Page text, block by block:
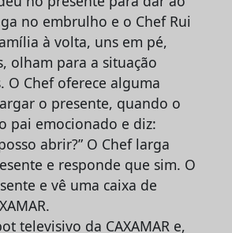
no embrulho e o Chef Rui
à volta, uns em pé,
olham para a situação
O Chef oferece alguma
o presente, quando o
pai emocionado e diz:
abrir?” O Chef larga
e responde que sim. O
e vê uma caixa de
televisivo da CAXAMAR e,